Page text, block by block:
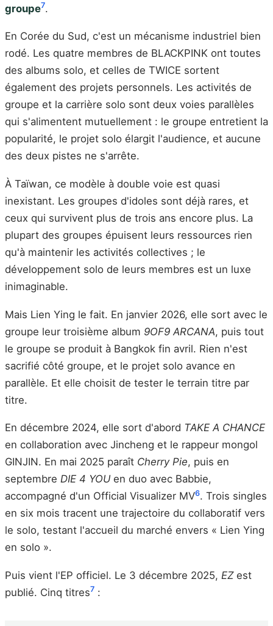
groupe7.
En Corée du Sud, c'est un mécanisme industriel bien
rodé. Les quatre membres de BLACKPINK ont toutes
des albums solo, et celles de TWICE sortent
également des projets personnels. Les activités de
groupe et la carrière solo sont deux voies parallèles
qui s'alimentent mutuellement : le groupe entretient la
popularité, le projet solo élargit l'audience, et aucune
des deux pistes ne s'arrête.
À Taïwan, ce modèle à double voie est quasi
inexistant. Les groupes d'idoles sont déjà rares, et
ceux qui survivent plus de trois ans encore plus. La
plupart des groupes épuisent leurs ressources rien
qu'à maintenir les activités collectives ; le
développement solo de leurs membres est un luxe
inimaginable.
Mais Lien Ying le fait. En janvier 2026, elle sort avec le
groupe leur troisième album 9OF9 ARCANA, puis tout
le groupe se produit à Bangkok fin avril. Rien n'est
sacrifié côté groupe, et le projet solo avance en
parallèle. Et elle choisit de tester le terrain titre par
titre.
En décembre 2024, elle sort d'abord TAKE A CHANCE
en collaboration avec Jincheng et le rappeur mongol
GINJIN. En mai 2025 paraît Cherry Pie, puis en
septembre DIE 4 YOUen duo avec Babbie,
accompagné d'un Official Visualizer MV6. Trois singles
en six mois tracent une trajectoire du collaboratif vers
le solo, testant l'accueil du marché envers « Lien Ying
en solo ».
Puis vient l'EP officiel. Le 3 décembre 2025, EZest
publié. Cinq titres7 :